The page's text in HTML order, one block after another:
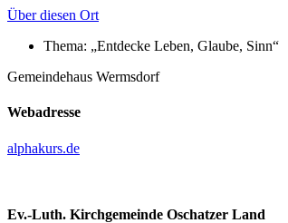
Über diesen Ort
Thema: „Entdecke Leben, Glaube, Sinn“
Gemeindehaus Wermsdorf
Webadresse
alphakurs.de
Ev.-Luth. Kirchgemeinde Oschatzer Land